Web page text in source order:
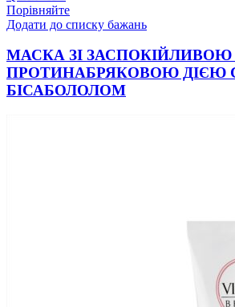
Порівняйте
Додати до списку бажань
МАСКА ЗІ ЗАСПОКІЙЛИВОЮ
ПРОТИНАБРЯКОВОЮ ДІЄЮ
БІСАБОЛОЛОМ